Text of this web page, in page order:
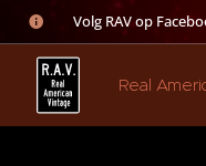
👉 Volg RAV op
Real